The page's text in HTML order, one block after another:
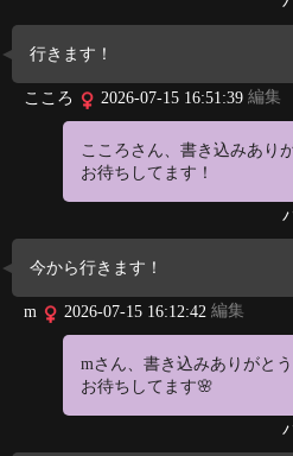
行きます！
こころ 2026-07-15 16:51:39 編集
こころさん、書き込みあり
お待ちしてます！
今から行きます！
m 2026-07-15 16:12:42 編集
mさん、書き込みありがと
お待ちしてます🌸